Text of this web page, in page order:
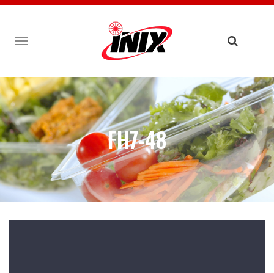
TOGGLE
NAVIGATION
FH7-48